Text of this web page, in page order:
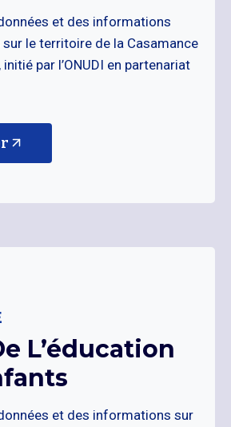
et des informations
le territoire de la Casamance
initié par l’ONUDI en partenariat
L’éducation
et des informations sur